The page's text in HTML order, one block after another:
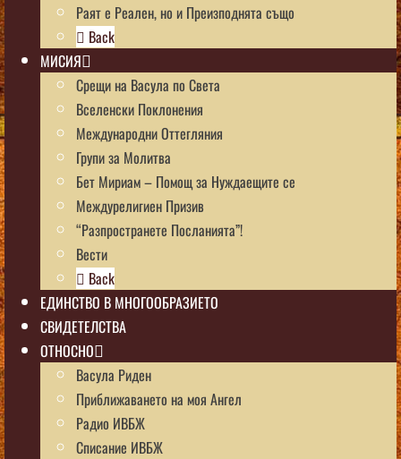
Раят е Реален, но и Преизподнята също
Back
МИСИЯ
Срещи на Васула по Света
Вселенски Поклонения
Международни Оттегляния
Групи за Молитва
Бет Мириам – Помощ за Нуждаещите се
Междурелигиен Призив
“Разпространете Посланията”!
Вести
Back
ЕДИНСТВО В МНОГООБРАЗИЕТО
СВИДЕТЕЛСТВА
ОТНОСНО
Васула Риден
Приближаването на моя Ангел
Радио ИВБЖ
Списание ИВБЖ